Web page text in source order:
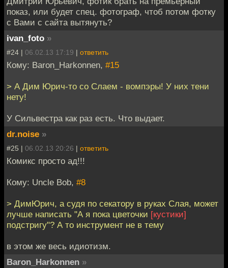
показ, или будет спец. фотограф, чтоб потом фотку
с Вами с сайта вытянуть?
ivan_foto »
#24 | 06.02.13 17:19 | ответить
Кому: Baron_Harkonnen, #15
> А Дим Юрич-то со Слаем - вомпэры! У них тени
нету!
У Сильвестра как раз есть. Что выдает.
dr.noise »
#25 | 06.02.13 20:26 | ответить
Комикс просто ад!!!
Кому: Uncle Bob, #8
> ДимЮрич, а судя по секатору в руках Слая, может
лучше написать "А я пока цветочки [кустики]
подстригу"? А то инструмент не в тему
в этом же весь идиотизм.
Baron_Harkonnen »